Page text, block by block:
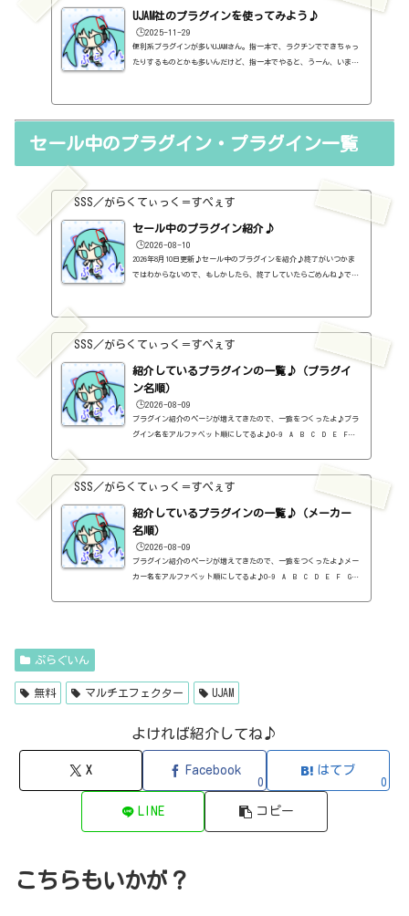
UJAM社のプラグインを使ってみよう♪
🕒️2025-11-29
便利系プラグインが多いUJAMさん。指一本で、ラクチンでできちゃっ
たりするものとかも多いんだけど、指一本でやると、うーん、いまい
けではないので、参考までに・・・2025年5月 499ドル2025年11月
セール中のプラグイン・プラグイン一覧
SSS／がらくてぃっく＝すぺぇす
セール中のプラグイン紹介♪
🕒️2026-08-10
2026年8月10日更新♪セール中のプラグインを紹介♪終了がいつかま
ではわからないので、もしかしたら、終了していたらごめんね♪で、
(Bass・Drum)（IK MULTIMEDIA）定価：299.99ユーロ → 69.99ドル（A
UDIO DELUXEさん）Total Studio 5 MAX（IK MULTIMEDIA）定価：599.9
9ユーロ...
SSS／がらくてぃっく＝すぺぇす
紹介しているプラグインの一覧♪（プラグイ
ン名順）
🕒️2026-08-09
プラグイン紹介のページが増えてきたので、一覧をつくったよ♪プラ
グイン名をアルファベット順にしてるよ♪0-9 A B C D E F G
VERBED（2B Played Music・リバーブ・有料）2B Shaped Filter（2
B Played Music・フィルタープラグイン・有料）3-Band EQ（Kilohe
arts・EQ・無料）40'S VERY OWN DRUMS（NATIVE INSTRUMENTS・ドラ
ム...
SSS／がらくてぃっく＝すぺぇす
紹介しているプラグインの一覧♪（メーカー
名順）
🕒️2026-08-09
プラグイン紹介のページが増えてきたので、一覧をつくったよ♪メー
カー名をアルファベット順にしてるよ♪0-9 A B C D E F G
ップ...
ぷらぐいん
無料 マルチエフェクター UJAM
よければ紹介してね♪
X Facebook
0
はてブ
0
LINE コピー
こちらもいかが？